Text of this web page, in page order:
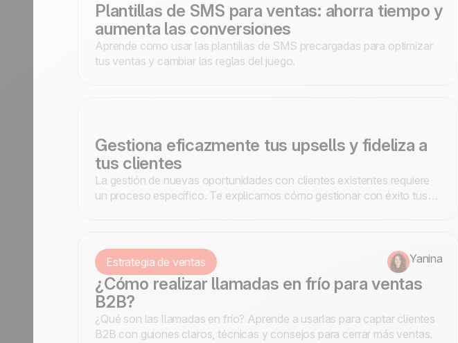
Plantillas de SMS para ventas: ahorra tiempo y
aumenta las conversiones
Aprende como usar las plantillas de SMS precargadas para optimizar
tus ventas y cambiar las reglas del juego.
Gestiona eficazmente tus upsells y fideliza a
tus clientes
La gestión de nuevas oportunidades con clientes existentes requiere
un proceso específico. Te explicamos cómo gestionar con éxito tus
Estrategia de ventas Yanina
¿Cómo realizar llamadas en frío para ventas
B2B?
¿Qué son las llamadas en frío? Aprende a usarlas para captar clientes
B2B con guiones claros, técnicas y consejos para cerrar más ventas.